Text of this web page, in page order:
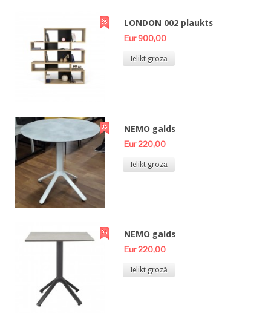
LONDON 002 plaukts
Eur 900,00
Ielikt grozā
NEMO galds
Eur 220,00
Ielikt grozā
NEMO galds
Eur 220,00
Ielikt grozā